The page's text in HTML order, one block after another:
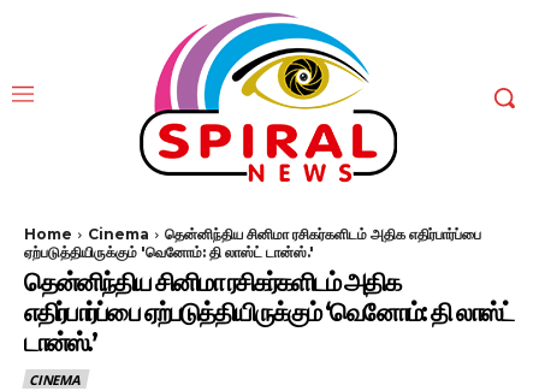
Home Cinema
தென்னிந்திய சினிமா ரசிகர்களிடம் அதிக எதிர்பார்ப்பை
ஏற்படுத்தியிருக்கும் 'வெனோம்: தி லாஸ்ட் டான்ஸ்.'
தென்னிந்திய சினிமா ரசிகர்களிடம் அதிக
எதிர்பார்ப்பை ஏற்படுத்தியிருக்கும் ‘வெனோம்: தி லாஸ்ட்
டான்ஸ்.’
CINEMA